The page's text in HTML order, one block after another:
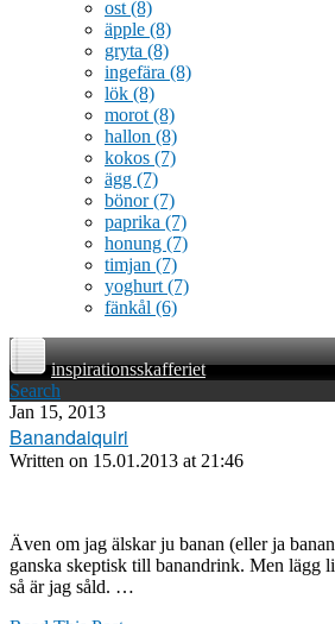
ost (8)
äpple (8)
gryta (8)
ingefära (8)
lök (8)
morot (8)
hallon (8)
kokos (7)
ägg (7)
bönor(7)
paprika (7)
honung (7)
timjan (7)
yoghurt (7)
fänkål (6)
inspirationsskafferiet
Search
Jan 15, 2013
Banandaiquiri
Written on 15.01.2013 at 21:46
Även om jag älskar ju banan (eller ja
ganska skeptisk till banandrink. Men lägg
så är jag såld. …